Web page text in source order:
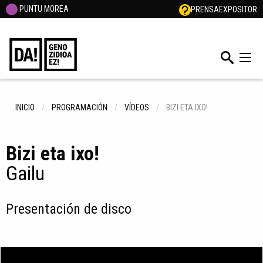
PUNTU MOREA PRENSAEXPOSITOR
INICIO PROGRAMACIÓN VÍDEOS BIZI ETA IXO!
Bizi eta ixo!
Gailu
Presentación de disco